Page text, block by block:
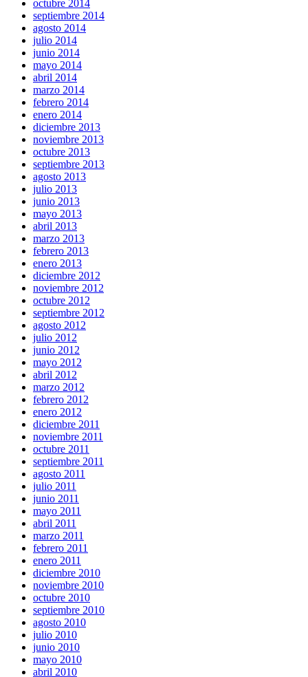
octubre 2014
septiembre 2014
agosto 2014
julio 2014
junio 2014
mayo 2014
abril 2014
marzo 2014
febrero 2014
enero 2014
diciembre 2013
noviembre 2013
octubre 2013
septiembre 2013
agosto 2013
julio 2013
junio 2013
mayo 2013
abril 2013
marzo 2013
febrero 2013
enero 2013
diciembre 2012
noviembre 2012
octubre 2012
septiembre 2012
agosto 2012
julio 2012
junio 2012
mayo 2012
abril 2012
marzo 2012
febrero 2012
enero 2012
diciembre 2011
noviembre 2011
octubre 2011
septiembre 2011
agosto 2011
julio 2011
junio 2011
mayo 2011
abril 2011
marzo 2011
febrero 2011
enero 2011
diciembre 2010
noviembre 2010
octubre 2010
septiembre 2010
agosto 2010
julio 2010
junio 2010
mayo 2010
abril 2010